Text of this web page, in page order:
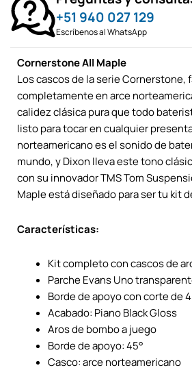
+51 940 027 129
Escríbenos al WhatsApp
Cornerstone All Maple
Los cascos de la serie Cornerstone,
completamente en arce
calidez clásica pura que todo
listo para tocar en cualquier
norteamericano es el sonido de
mundo, y Dixon lleva este tono
con su innovador TMS Tom
Maple está diseñado para ser tu kit
Características:
Kit completo con cascos de
Parche Evans Uno
Borde de apoyo con corte de
Acabado: Piano Black Gloss
Aros de bombo a juego
Borde de apoyo: 45°
Casco: arce norteamericano